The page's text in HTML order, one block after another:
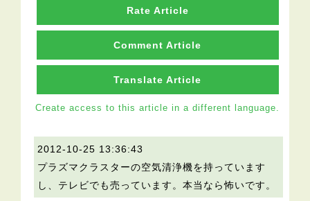
Rate Article
Comment Article
Translate Article
Create access to this article in a different language.
2012-10-25 13:36:43
プラズマクラスターの空気清浄機を持っています
し、テレビでも売っています。本当なら怖いです。